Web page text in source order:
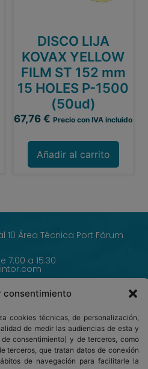
consentimiento
cookies técnicas, de personalización,
de medir las audiencias de esta y
consentimiento) y de terceros, como
terceros, que tratan datos de conexión
de navegación para facilitarle la
DISCO LIJA
KOVAX YELLOW
FILM ST 152 mm
15 HOLES P-1500
(50ud)
67,76€ Precio con IVA incluido
Añadir al carrito
10 Área Técnica Port Fòrum
7:00 a 15:30